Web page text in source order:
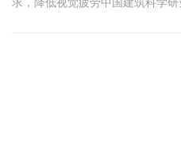
求，降低视觉疲劳中国建筑科学